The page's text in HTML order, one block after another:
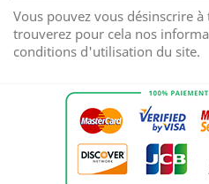
Vous pouvez vous désinscrire
trouverez pour cela nos
conditions d'utilisation du site.